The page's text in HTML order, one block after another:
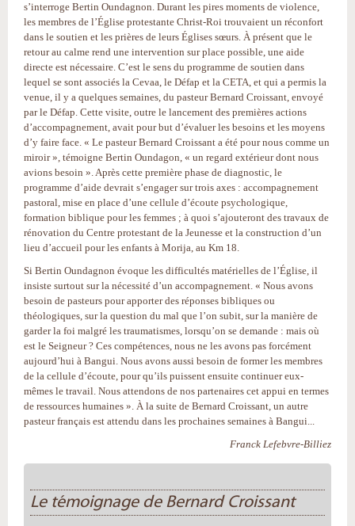
s’interroge Bertin Oundagnon. Durant les pires moments de violence,
les membres de l’Église protestante Christ-Roi trouvaient un réconfort
dans le soutien et les prières de leurs Églises sœurs. À présent que le
retour au calme rend une intervention sur place possible, une aide
directe est nécessaire. C’est le sens du programme de soutien dans
lequel se sont associés la Cevaa, le Défap et la CETA, et qui a permis la
venue, il y a quelques semaines, du pasteur Bernard Croissant, envoyé
par le Défap. Cette visite, outre le lancement des premières actions
d’accompagnement, avait pour but d’évaluer les besoins et les moyens
d’y faire face. « Le pasteur Bernard Croissant a été pour nous comme un
miroir », témoigne Bertin Oundagon, « un regard extérieur dont nous
avions besoin ». Après cette première phase de diagnostic, le
programme d’aide devrait s’engager sur trois axes : accompagnement
pastoral, mise en place d’une cellule d’écoute psychologique,
formation biblique pour les femmes ; à quoi s’ajouteront des travaux de
rénovation du Centre protestant de la Jeunesse et la construction d’un
lieu d’accueil pour les enfants à Morija, au Km 18.
Si Bertin Oundagnon évoque les difficultés matérielles de l’Église, il
insiste surtout sur la nécessité d’un accompagnement. « Nous avons
besoin de pasteurs pour apporter des réponses bibliques ou
théologiques, sur la question du mal que l’on subit, sur la manière de
garder la foi malgré les traumatismes, lorsqu’on se demande : mais où
est le Seigneur ? Ces compétences, nous ne les avons pas forcément
aujourd’hui à Bangui. Nous avons aussi besoin de former les membres
de la cellule d’écoute, pour qu’ils puissent ensuite continuer eux-
mêmes le travail. Nous attendons de nos partenaires cet appui en termes
de ressources humaines ». À la suite de Bernard Croissant, un autre
pasteur français est attendu dans les prochaines semaines à Bangui...
Franck Lefebvre-Billiez
Le témoignage de Bernard Croissant